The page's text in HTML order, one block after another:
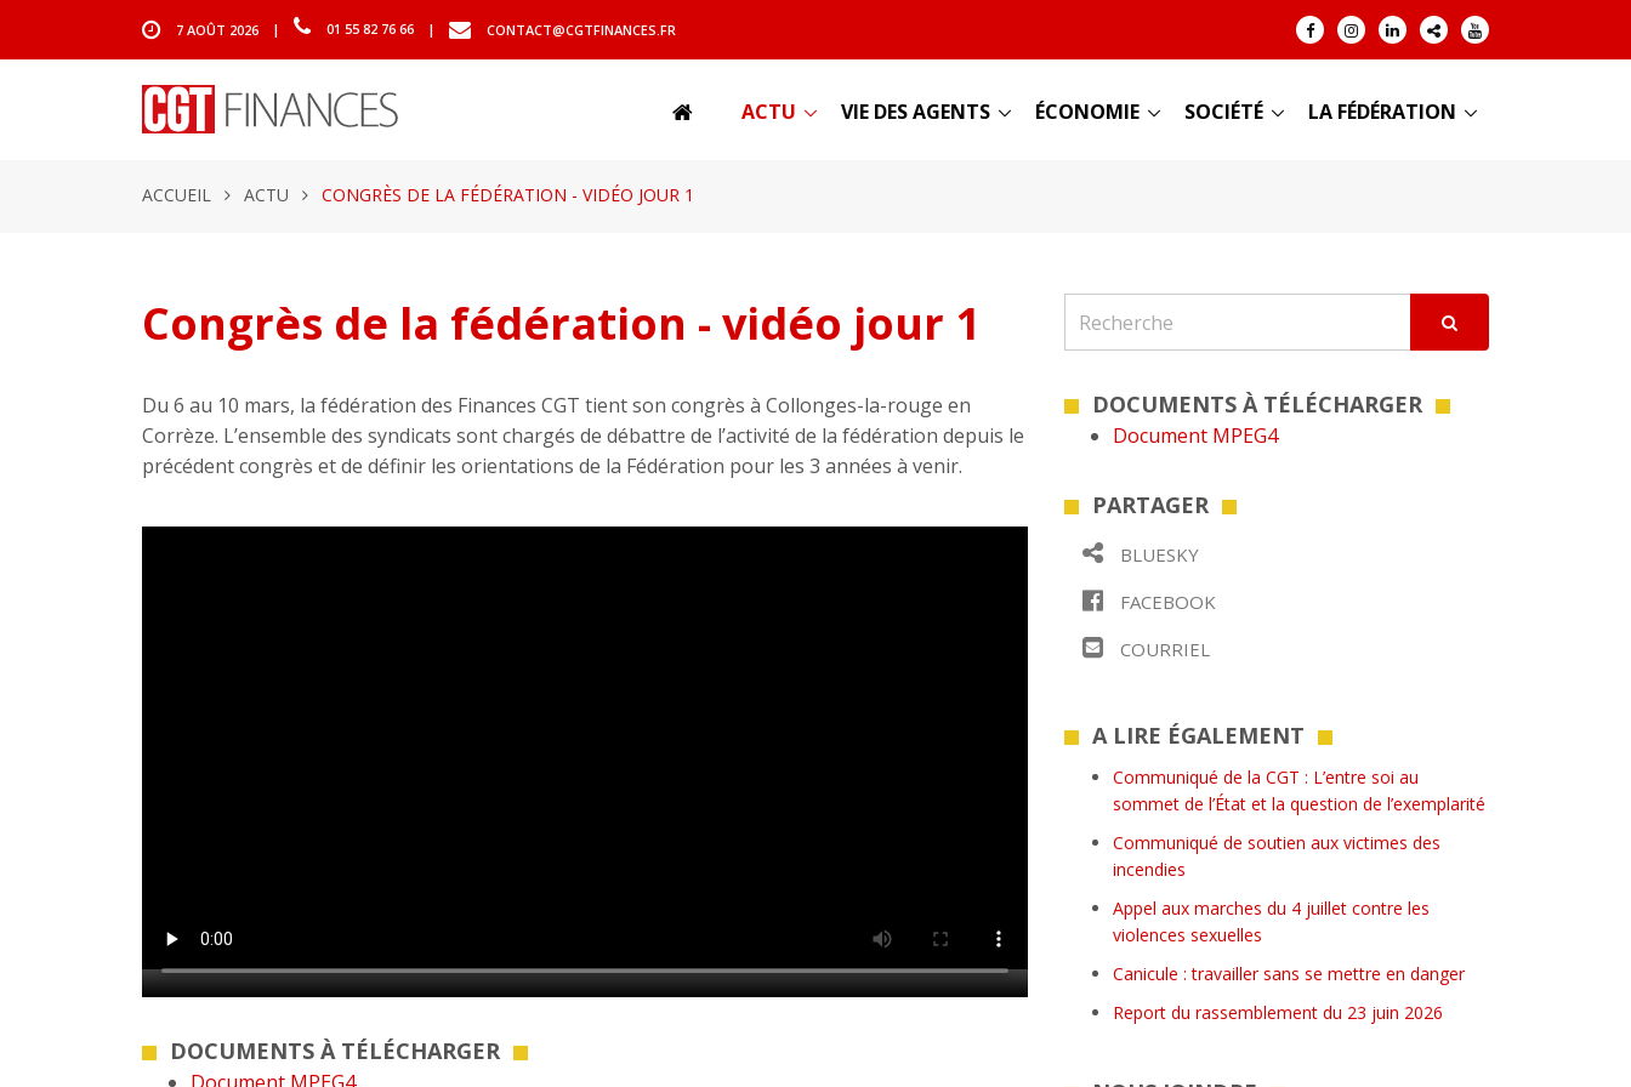
7 AOÛT 2026 | 01 55 82 76 66 | CONTACT@CGTFINANCES.FR
ACTU VIE DES AGENTS ÉCONOMIE SOCIÉTÉ LA FÉDÉRATION
ACCUEIL ACTU CONGRÈS DE LA FÉDÉRATION - VIDÉO JOUR 1
Congrès de la fédération - vidéo jour 1
Du 6 au 10 mars, la fédération des Finances CGT tient son congrès à Collonges-la-rouge en
Corrèze. L’ensemble des syndicats sont chargés de débattre de l’activité de la fédération depuis le
précédent congrès et de définir les orientations de la Fédération pour les 3 années à venir.
DOCUMENTS À TÉLÉCHARGER
DOCUMENTS À TÉLÉCHARGER
Document MPEG4
PARTAGER
BLUESKY
FACEBOOK
COURRIEL
A LIRE ÉGALEMENT
Communiqué de la CGT : L’entre soi au
sommet de l’État et la question de l’exemplarité
Communiqué de soutien aux victimes des
incendies
Appel aux marches du 4 juillet contre les
violences sexuelles
Canicule : travailler sans se mettre en danger
Report du rassemblement du 23 juin 2026